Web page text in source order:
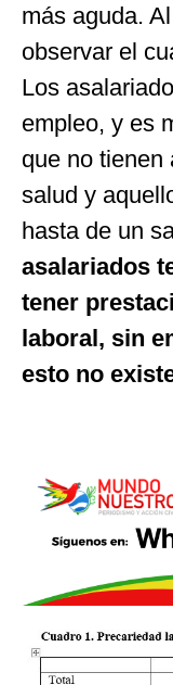
más aguda.
observar el
Los
empleo, y es
que no tienen
salud y
hasta de un
asalariados
tener
laboral, sin
esto no